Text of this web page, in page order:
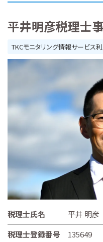
平井明彦税理士
TKCモニタリング情報サービス
税理士氏名
平井 明彦
税理士登録番号
135649